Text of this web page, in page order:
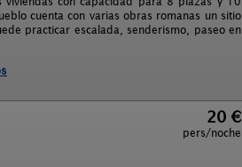
cuenta con varias obras romanas un sitio
practicar escalada, senderismo, paseo en
20 €
pers/noche